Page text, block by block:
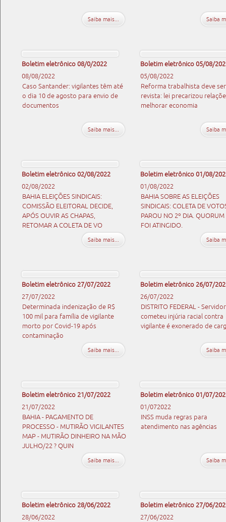
Saiba mais... Saiba
Boletim eletrônico 08/0/2022
08/08/2022
Caso Santander: vigilantes têm até
o dia 10 de agosto para envio de
documentos
Saiba mais...
Boletim eletrônico 05/08/
05/08/2022
Reforma trabalhista deve ser
revista: lei precarizou
melhorar economia
Saiba
Boletim eletrônico 02/08/2022
02/08/2022
BAHIA ELEIÇÕES SINDICAIS:
COMISSÃO ELEITORAL DECIDE,
APÓS OUVIR AS CHAPAS,
RETOMAR A COLETA DE VO
Saiba mais...
Boletim eletrônico 01/08/
01/08/2022
BAHIA SOBRE AS ELEIÇÕES
SINDICAIS: COLETA DE
PAROU NO 2º DIA.
FOI ATINGIDO.
Saiba
Boletim eletrônico 27/07/2022
27/07/2022
Determinada indenização de R$
100 mil para família de vigilante
morto por Covid-19 após
contaminação
Saiba mais...
Boletim eletrônico 26/07/
26/07/2022
DISTRITO FEDERAL -
cometeu injúria racial contra
vigilante é exonerado de
Saiba
Boletim eletrônico 21/07/2022
21/07/2022
BAHIA - PAGAMENTO DE
PROCESSO - MUTIRÃO VIGILANTES
MAP - MUTIRÃO DINHEIRO NA MÃO
JULHO/22 ? QUIN
Saiba mais...
Boletim eletrônico 01/07/
01/072022
INSS muda regras para
atendimento nas agências
Saiba
Boletim eletrônico 28/06/2022
28/06/2022
Boletim eletrônico 27/06/
27/06/2022